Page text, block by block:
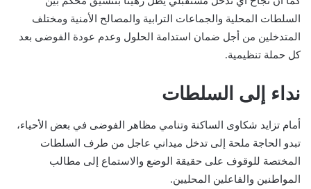
السلطات المحلية والجماعات الترابية والمصالح الأمنية ومختلف
المتدخلين من أجل ضمان استدامة الحلول وعدم عودة الفوضى بعد
كل حملة تنظيمية.
نداء إلى السلطات
أمام تزايد شكاوى الساكنة وتنامي مظاهر الفوضى في بعض الأحياء،
تبدو الحاجة ملحة إلى تدخل ميداني عاجل من طرف السلطات
المختصة للوقوف على حقيقة الوضع والاستماع إلى مطالب
المواطنين والفاعلين المحليين.